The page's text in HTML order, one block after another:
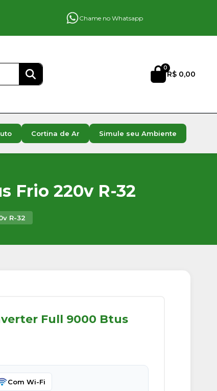
Chame no Whatsapp
0
R$ 0,00
Cortina de Ar Simule seu Ambiente
Frio 220v R-32
R-32
Full 9000 Btus
Com Wi-Fi